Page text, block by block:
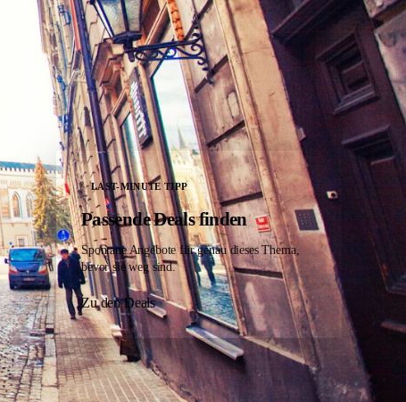
LAST-MINUTE TIPP
Passende Deals finden
Spontane Angebote für genau dieses Thema,
bevor sie weg sind.
Zu den Deals
KATEGORIEN
Städtereisen Last-Minute Deals
THEMEN